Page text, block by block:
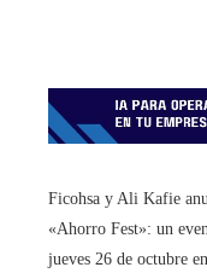
Ficohsa y Ali Kafie
«Ahorro Fest»: un
jueves 26 de octubre